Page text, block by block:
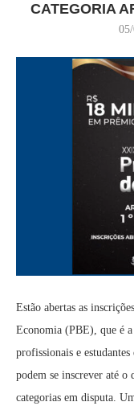
CATEGORIA
Estão abertas as
Economia (PBE), que é
profissionais e
podem se inscrever até o
categorias em disputa.